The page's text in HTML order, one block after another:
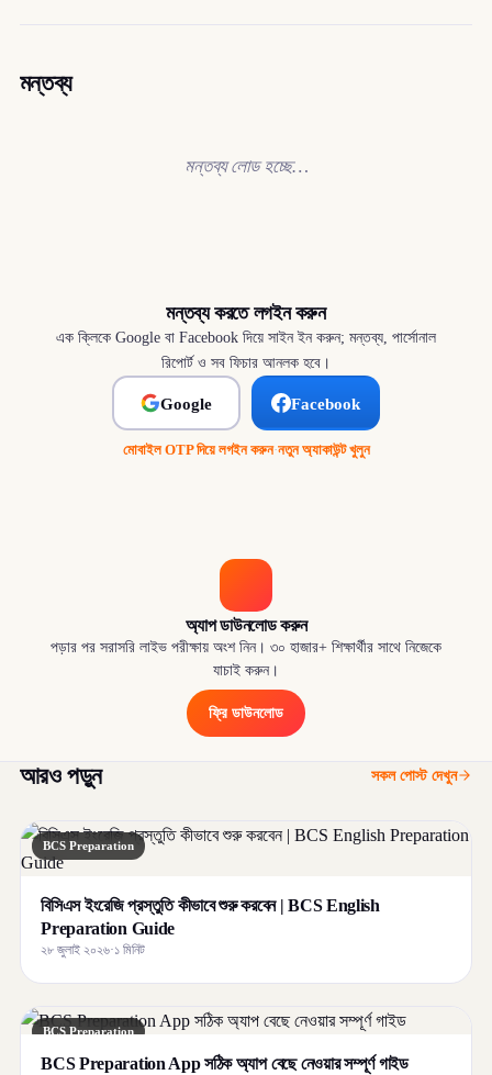
মন্তব্য
মন্তব্য লোড হচ্ছে…
মন্তব্য করতে লগইন করুন
এক ক্লিকে Google বা Facebook দিয়ে সাইন ইন করুন; মন্তব্য, পার্সোনাল
রিপোর্ট ও সব ফিচার আনলক হবে।
Google Facebook
মোবাইল OTP দিয়ে লগইন করুন·নতুন অ্যাকাউন্ট খুলুন
অ্যাপ ডাউনলোড করুন
পড়ার পর সরাসরি লাইভ পরীক্ষায় অংশ নিন। ৩০ হাজার+ শিক্ষার্থীর সাথে নিজেকে
যাচাই করুন।
ফ্রি ডাউনলোড
আরও পড়ুন সকল পোস্ট দেখুন
BCS Preparation
বিসিএস ইংরেজি প্রস্তুতি কীভাবে শুরু করবেন | BCS English
Preparation Guide
২৮ জুলাই ২০২৬·১ মিনিট
BCS Preparation
BCS Preparation App সঠিক অ্যাপ বেছে নেওয়ার সম্পূর্ণ গাইড